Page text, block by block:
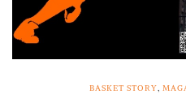
BASKET STORY,